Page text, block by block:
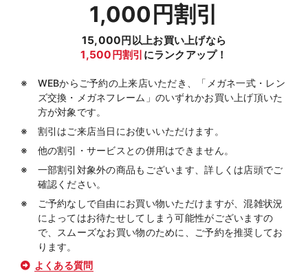
1,000円割引
15,000円以上お買い上げなら
1,500円割引 にランクアップ！
WEBからご予約の上来店いただき、「メガネ一式・レン
ズ交換・メガネフレーム」のいずれかお買い上げ頂いた
方が対象です。
割引はご来店当日にお使いいただけます。
他の割引・サービスとの併用はできません。
一部割引対象外の商品もございます、詳しくは店頭でご
確認ください。
ご予約なしで自由にお買い物いただけますが、混雑状況
によってはお待たせしてしまう可能性がございますの
で、スムーズなお買い物のために、ご予約を推奨してお
ります。
よくある質問